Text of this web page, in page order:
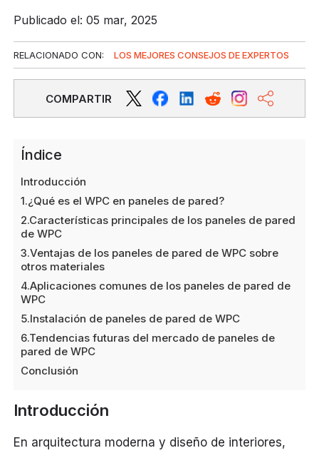
Publicado el: 05 mar, 2025
RELACIONADO CON: LOS MEJORES CONSEJOS DE EXPERTOS
COMPARTIR
Índice
Introducción
1.¿Qué es el WPC en paneles de pared?
2.Características principales de los paneles de pared
de WPC
3.Ventajas de los paneles de pared de WPC sobre
otros materiales
4.Aplicaciones comunes de los paneles de pared de
WPC
5.Instalación de paneles de pared de WPC
6.Tendencias futuras del mercado de paneles de
pared de WPC
Conclusión
Introducción
En arquitectura moderna y diseño de interiores,